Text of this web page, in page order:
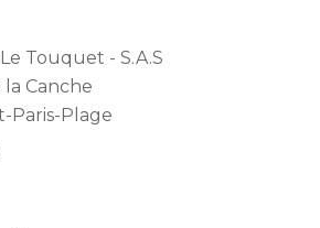
Touquet - S.A.S
Canche
Paris-Plage